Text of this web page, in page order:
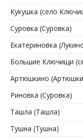
Кукушка (cело
Суровка (Суровка)
Екатериновка
Большие Ключищи
Артюшкино
Риновка (Суровка)
Ташла (Ташла)
Тушна (Тушна)